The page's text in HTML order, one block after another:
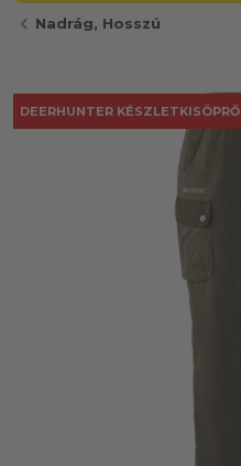
chevron_left Nadrág, Hosszú
DEERHUNTER KÉSZLETKISÖPRŐ